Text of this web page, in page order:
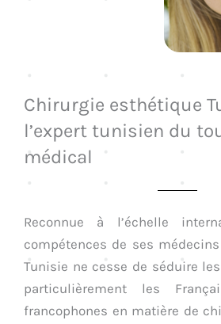
Chirurgie esthétique
l’expert tunisien du
médical
Reconnue à l’échelle
compétences de ses
Tunisie ne cesse de séduire
particulièrement les
francophones en matière de